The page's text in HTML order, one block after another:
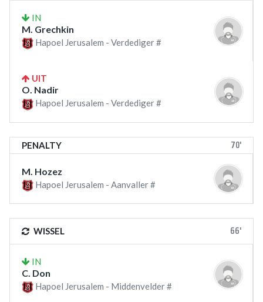
IN
M. Grechkin
Hapoel Jerusalem - Verdediger #
UIT
O. Nadir
Hapoel Jerusalem - Verdediger #
PENALTY 70'
M. Hozez
Hapoel Jerusalem - Aanvaller #
WISSEL 66'
IN
C. Don
Hapoel Jerusalem - Middenvelder #